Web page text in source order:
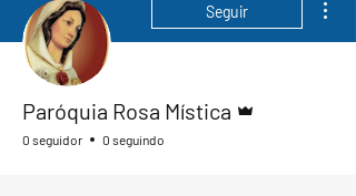
Seguir
Paróquia Rosa Mística
0 seguidor 0 seguindo